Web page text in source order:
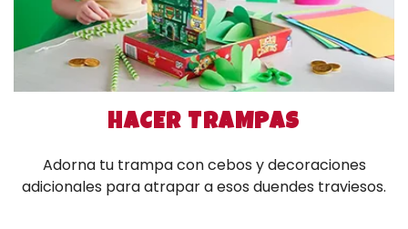
HACER TRAMPAS
Adorna tu trampa con cebos y decoraciones
adicionales para atrapar a esos duendes traviesos.